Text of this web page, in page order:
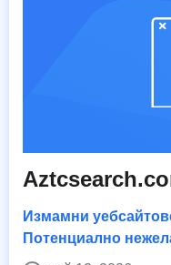
Измамни
Потенциално